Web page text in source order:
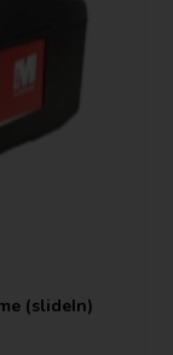
(slideIn)